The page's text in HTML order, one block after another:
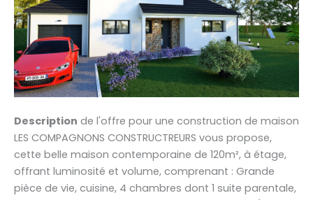
Description de l'offre pour une construction de maison
LES COMPAGNONS CONSTRUCTREURS vous propose,
cette belle maison contemporaine de 120m², à étage,
offrant luminosité et volume, comprenant : Grande
pièce de vie, cuisine, 4 chambres dont 1 suite parentale,